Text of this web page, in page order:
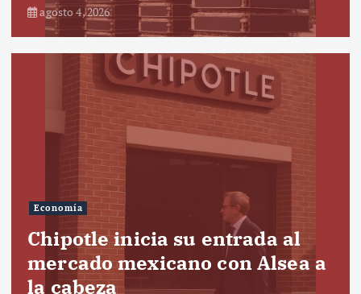
agosto 4, 2026
Economía
Chipotle inicia su entrada al
mercado mexicano con Alsea a
la cabeza